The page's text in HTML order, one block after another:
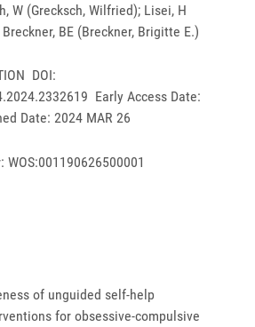
W (Grecksch, Wilfried); Lisei, H
BE (Breckner, Brigitte E.)
DOI:
Early Access Date:
Date: 2024 MAR 26
WOS:001190626500001
of unguided self-help
for obsessive-compulsive